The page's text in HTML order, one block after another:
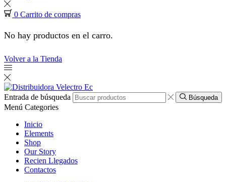
0 Carrito de compras
No hay productos en el carro.
Volver a la Tienda
Entrada de búsqueda Búsqueda
Menú Categories
Inicio
Elements
Shop
Our Story
Recien Llegados
Contactos